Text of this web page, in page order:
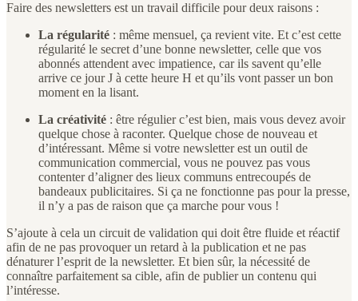
Faire des newsletters est un travail difficile pour deux raisons :
La régularité : même mensuel, ça revient vite. Et c’est cette
régularité le secret d’une bonne newsletter, celle que vos
abonnés attendent avec impatience, car ils savent qu’elle
arrive ce jour J à cette heure H et qu’ils vont passer un bon
moment en la lisant.
La créativité : être régulier c’est bien, mais vous devez avoir
quelque chose à raconter. Quelque chose de nouveau et
d’intéressant. Même si votre newsletter est un outil de
communication commercial, vous ne pouvez pas vous
contenter d’aligner des lieux communs entrecoupés de
bandeaux publicitaires. Si ça ne fonctionne pas pour la presse,
il n’y a pas de raison que ça marche pour vous !
S’ajoute à cela un circuit de validation qui doit être fluide et réactif
afin de ne pas provoquer un retard à la publication et ne pas
dénaturer l’esprit de la newsletter. Et bien sûr, la nécessité de
connaître parfaitement sa cible, afin de publier un contenu qui
l’intéresse.